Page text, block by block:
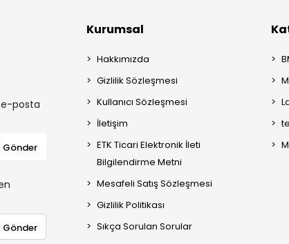
posta
Gönder
Gönder
Kurumsal
Hakkımızda
Gizlilik Sözleşmesi
Kullanıcı Sözleşmesi
İletişim
ETK Ticari Elektronik İleti
Bilgilendirme Metni
Mesafeli Satış Sözleşmesi
Gizlilik Politikası
Sıkça Sorulan Sorular